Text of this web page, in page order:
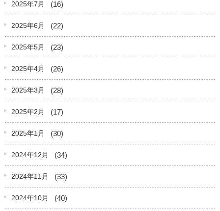
2025年7月 (16)
2025年6月 (22)
2025年5月 (23)
2025年4月 (26)
2025年3月 (28)
2025年2月 (17)
2025年1月 (30)
2024年12月 (34)
2024年11月 (33)
2024年10月 (40)